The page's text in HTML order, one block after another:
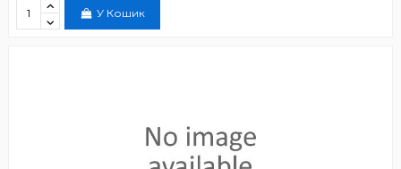
У Кошик